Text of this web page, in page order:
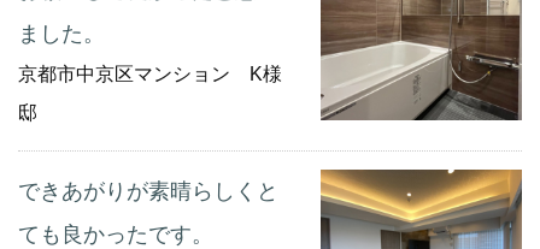
ました。
京都市中京区マンション K様
邸
できあがりが素晴らしくと
ても良かったです。